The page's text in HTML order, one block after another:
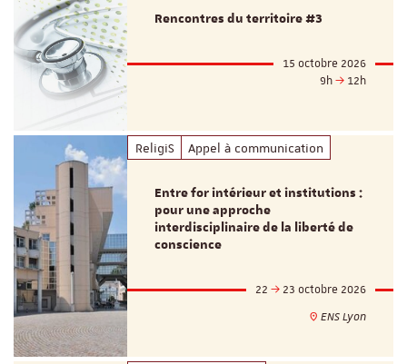
Rencontres du territoire #3
15 octobre 2026
9h
12h
ReligiS Appel à communication
Entre for intérieur et institutions :
pour une approche
interdisciplinaire de la liberté de
conscience
22
23 octobre 2026
ENS Lyon